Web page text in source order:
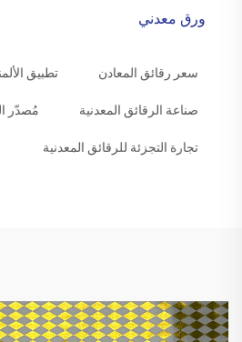
ورق معدني
سعر رقائق المعادن تطبيق
صناعة الرقائق المعدنية مُصدّر
تجارة التجزئة للرقائق المعدنية